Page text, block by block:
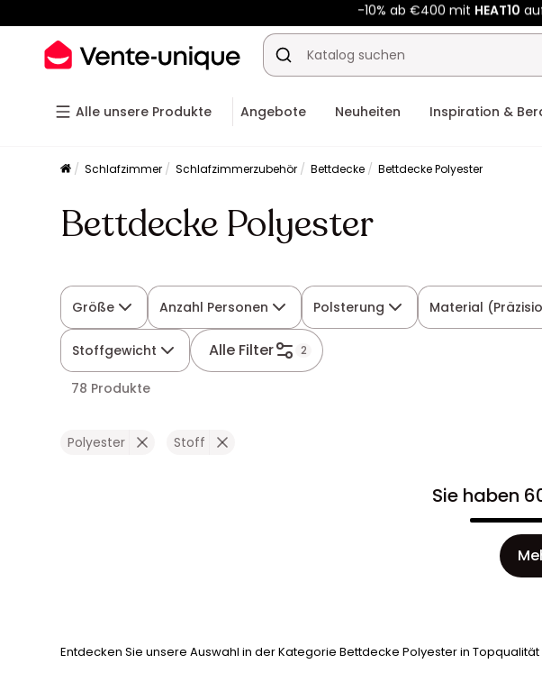
Kauf-unique wird zu
-10% ab €400 mitHEAT10
Alle unsere Produkte Angebote Neuheiten Inspiration &
Schlafzimmer Schlafzimmerzubehör Bettdecke Bettdecke Polyester
Bettdecke Polyester
Größe Anzahl Personen Polsterung Material
Stoffgewicht Alle Filter 2
78 Produkte
Polyester Stoff
Sie haben
Entdecken Sie unsere Auswahl in der Kategorie Bettdecke Polyester in